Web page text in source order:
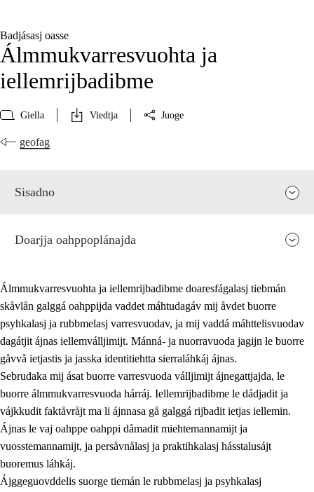
Badjásasj oasse
Álmmukvarresvuohta ja
iellemrijbadibme
Giella Viedtja Juoge
geofag
Sisadno
2. Prinsihpa oahppama, åvddånahttema ja ávddama hárráj
2.1 Sosiála oahppam ja åvddånibme
2.2 Máhtudahka fágáj hárráj
Doarjja oahppoplánajda
Álmmukvarresvuohta ja iellemrijbadibme doaresfágalasj tiebmán
skåvlån galggá oahppijda vaddet máhtudagáv mij åvdet buorre
psyhkalasj ja rubbmelasj varresvuodav, ja mij vaddá máhttelisvuodav
dagátjit ájnas iellemválljimijt. Mánná- ja nuorravuoda jagijn le buorre
gåvvå ietjastis ja jasska identitiehtta sierraláhkáj ájnas.
Sebrudaka mij ásat buorre varresvuoda válljimijt ájnegattjajda, le
buorre álmmukvarresvuoda hárráj. Iellemrijbadibme le dádjadit ja
vájkkudit faktåvråjt ma li ájnnasa gå galggá rijbadit ietjas iellemin.
Ájnas le vaj oahppe oahppi dåmadit miehtemannamijt ja
vuosstemannamijt, ja persåvnålasj ja praktihkalasj hásstalusájt
buoremus láhkáj.
Ájggeguovddelis suorge tiemán le rubbmelasj ja psyhkalasj